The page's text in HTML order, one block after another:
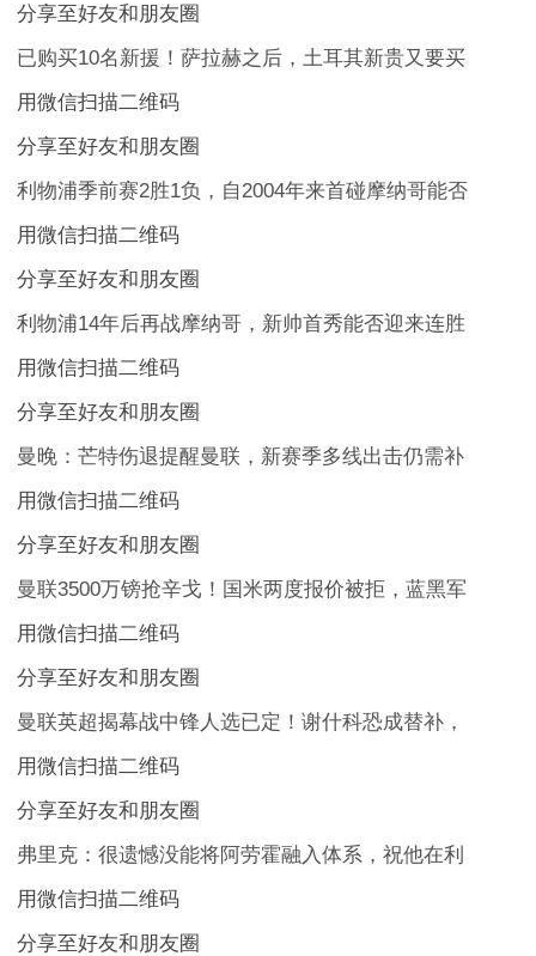
分享至好友和朋友圈
已购买10名新援！萨拉赫之后，土耳其新贵又要买
用微信扫描二维码
分享至好友和朋友圈
利物浦季前赛2胜1负，自2004年来首碰摩纳哥能否
用微信扫描二维码
分享至好友和朋友圈
利物浦14年后再战摩纳哥，新帅首秀能否迎来连胜
用微信扫描二维码
分享至好友和朋友圈
曼晚：芒特伤退提醒曼联，新赛季多线出击仍需补
用微信扫描二维码
分享至好友和朋友圈
曼联3500万镑抢辛戈！国米两度报价被拒，蓝黑军
用微信扫描二维码
分享至好友和朋友圈
曼联英超揭幕战中锋人选已定！谢什科恐成替补，
用微信扫描二维码
分享至好友和朋友圈
弗里克：很遗憾没能将阿劳霍融入体系，祝他在利
用微信扫描二维码
分享至好友和朋友圈